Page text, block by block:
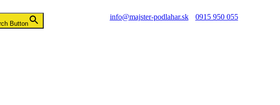
info@majster-podlahar.sk
0915 950 055
Button